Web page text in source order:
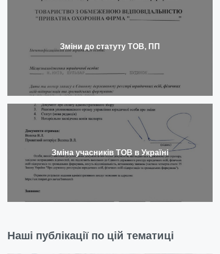
Зміни до статуту ТОВ, ПП
Зміна учасників ТОВ в Україні
Наші публікації по цій тематиці